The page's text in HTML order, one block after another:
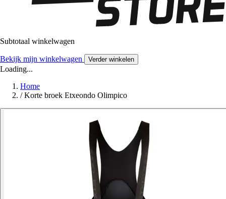
Subtotaal winkelwagen
Bekijk mijn winkelwagen Verder winkelen
Loading...
Home
/ Korte broek Etxeondo Olimpico